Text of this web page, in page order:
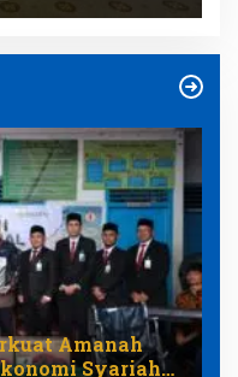
Amanah
Syariah